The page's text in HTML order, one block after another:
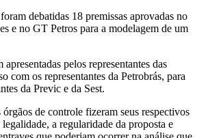
debatidas 18 premissas aprovadas no
e no GT Petros para a modelagem de um
apresentadas pelos representantes das
com os representantes da Petrobrás, para
da Previc e da Sest.
órgãos de controle fizeram seus respectivos
a regularidade da proposta e